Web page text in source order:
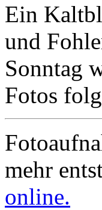
Ein
und
Sonntag
Fotos
mehr
online.